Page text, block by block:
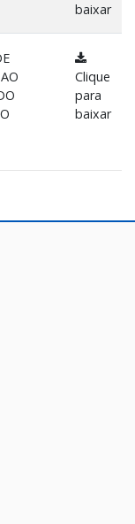
baixar
Clique
para
baixar